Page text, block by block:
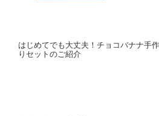
はじめてでも大丈夫！チョコバナナ手作
りセットのご紹介